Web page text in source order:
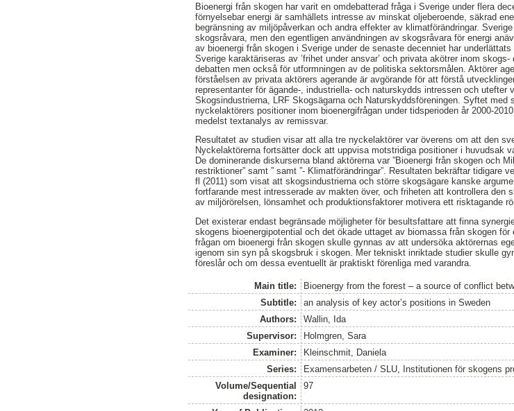
Bioenergi från skogen har varit en omdebatterad fråga i Sverige under flera
förnyelsebar energi är samhällets intresse av minskat oljeberoende, säkrad
begränsning av miljöpåverkan och andra effekter av klimatförändringar.
skogsråvara, men den egentligen användningen av skogsråvara för energi
av bioenergi från skogen i Sverige under de senaste decenniet har
Sverige karaktäriseras av ’frihet under ansvar’ och privata akötrer inom
debatten men också för utformningen av de politiska sektorsmålen. Aktörer
förståelsen av privata aktörers agerande är avgörande för att förstå
representanter för ägande-, industriella- och naturskydds intressen och
Skogsindustrierna, LRF Skogsägarna och Naturskyddsföreningen. Syftet
nyckelaktörers positioner inom bioenergifrågan under tidsperioden år 2000-
medelst textanalys av remissvar.
Resultatet av studien visar att alla tre nyckelaktörer var överens om att den
Nyckelaktörerna fortsätter dock att uppvisa motstridiga positioner i huvudsak
De dominerande diskurserna bland aktörerna var ”Bioenergi från skogen och
restriktioner” samt ” samt ”- Klimatförändringar”. Resultaten bekräftar tidigare
fl (2011) som visat att skogsindustrierna och större skogsägare kanske
fortfarande mest intresserade av makten över, och friheten att kontrollera den
av miljörörelsen, lönsamhet och produktionsfaktorer motivera ett risktagande
Det existerar endast begränsade möjligheter för besultsfattare att finna
skogens bioenergipotential och det ökade uttaget av biomassa från skogen
frågan om bioenergi från skogen skulle gynnas av att undersöka aktörernas
igenom sin syn på skogsbruk i skogen. Mer tekniskt inriktade studier skulle
föreslår och om dessa eventuellt är praktiskt förenliga med varandra.
Main title:
Bioenergy from the forest – a source of conflict
Subtitle:
an analysis of key actor’s positions in Sweden
Authors:
Wallin, Ida
Supervisor:
Holmgren, Sara
Examiner:
Kleinschmit, Daniela
Series:
Examensarbeten / SLU, Institutionen för skogens
Volume/Sequential
designation:
97